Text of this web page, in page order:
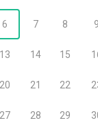
6 7 8
13 14 15
20 21 22
27 28 29